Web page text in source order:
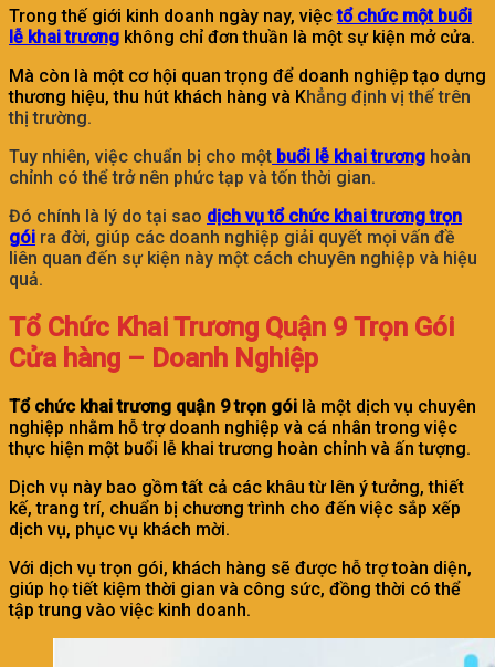
Trong thế giới kinh doanh ngày nay, việctổ chức một buổi
lễ khai trương không chỉ đơn thuần là một sự kiện mở cửa.
Mà còn là một cơ hội quan trọng để doanh nghiệp tạo dựng
thương hiệu, thu hút khách hàng và Khẳng định vị thế trên
thị trường.
Tuy nhiên, việc chuẩn bị cho một buổi lễ khai trương hoàn
chỉnh có thể trở nên phức tạp và tốn thời gian.
Đó chính là lý do tại sao dịch vụ tổ chức khai trương trọn
gói ra đời, giúp các doanh nghiệp giải quyết mọi vấn đề
liên quan đến sự kiện này một cách chuyên nghiệp và hiệu
quả.
Tổ Chức Khai Trương Quận 9 Trọn Gói
Cửa hàng – Doanh Nghiệp
Tổ chức khai trương quận 9 trọn gói là một dịch vụ chuyên
nghiệp nhằm hỗ trợ doanh nghiệp và cá nhân trong việc
thực hiện một buổi lễ khai trương hoàn chỉnh và ấn tượng.
Dịch vụ này bao gồm tất cả các khâu từ lên ý tưởng, thiết
kế, trang trí, chuẩn bị chương trình cho đến việc sắp xếp
dịch vụ, phục vụ khách mời.
Với dịch vụ trọn gói, khách hàng sẽ được hỗ trợ toàn diện,
giúp họ tiết kiệm thời gian và công sức, đồng thời có thể
tập trung vào việc kinh doanh.